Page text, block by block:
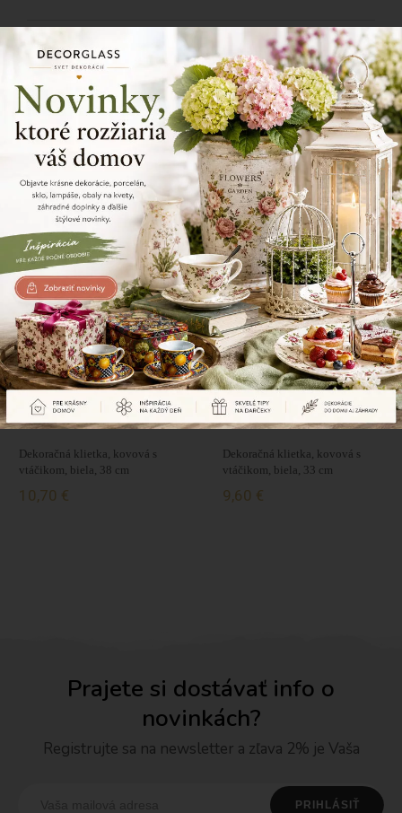
17/64
Zdielajte tento produkt
Naposledy prezerané produkty
Dekoračná klietka, kovová s
vtáčikom, biela, 38 cm
10,70 €
Dekoračná klietka, kovová s
vtáčikom, biela, 33 cm
9,60 €
Prajete si dostávať info o
novinkách?
Registrujte sa na newsletter a zľava 2% je Vaša